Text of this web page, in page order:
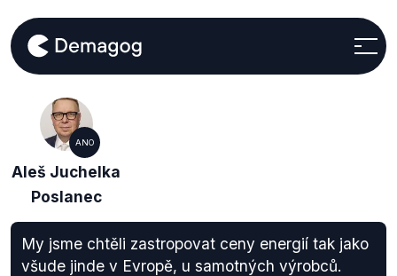
ANO
Aleš Juchelka
Poslanec
My jsme chtěli zastropovat ceny energií tak jako
všude jinde v Evropě, u samotných výrobců.